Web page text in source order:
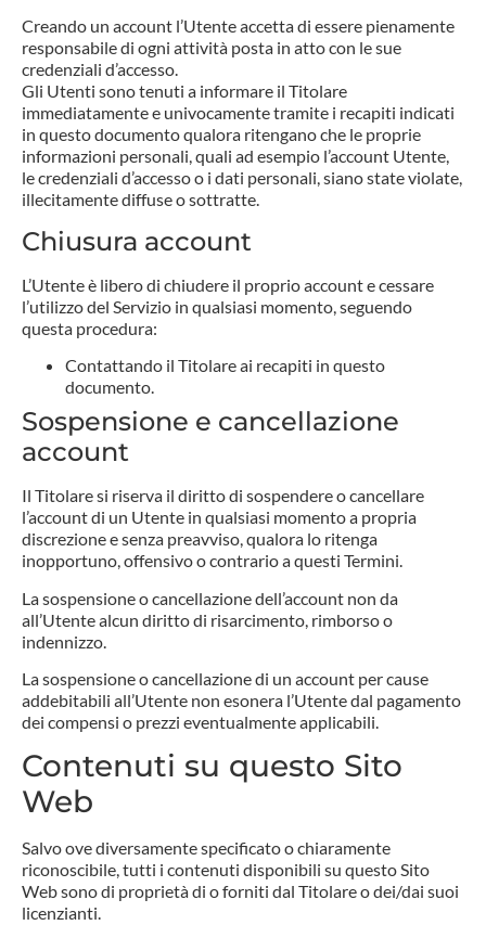
Creando un account l’Utente accetta di essere pienamente
responsabile di ogni attività posta in atto con le sue
credenziali d’accesso.
Gli Utenti sono tenuti a informare il Titolare
immediatamente e univocamente tramite i recapiti indicati
in questo documento qualora ritengano che le proprie
informazioni personali, quali ad esempio l’account Utente,
le credenziali d’accesso o i dati personali, siano state violate,
illecitamente diffuse o sottratte.
Chiusura account
L’Utente è libero di chiudere il proprio account e cessare
l’utilizzo del Servizio in qualsiasi momento, seguendo
questa procedura:
Contattando il Titolare ai recapiti in questo
documento.
Sospensione e cancellazione
account
Il Titolare si riserva il diritto di sospendere o cancellare
l’account di un Utente in qualsiasi momento a propria
discrezione e senza preavviso, qualora lo ritenga
inopportuno, offensivo o contrario a questi Termini.
La sospensione o cancellazione dell’account non da
all’Utente alcun diritto di risarcimento, rimborso o
indennizzo.
La sospensione o cancellazione di un account per cause
addebitabili all’Utente non esonera l’Utente dal pagamento
dei compensi o prezzi eventualmente applicabili.
Contenuti su questo Sito
Web
Salvo ove diversamente specificato o chiaramente
riconoscibile, tutti i contenuti disponibili su questo Sito
Web sono di proprietà di o forniti dal Titolare o dei/dai suoi
licenzianti.